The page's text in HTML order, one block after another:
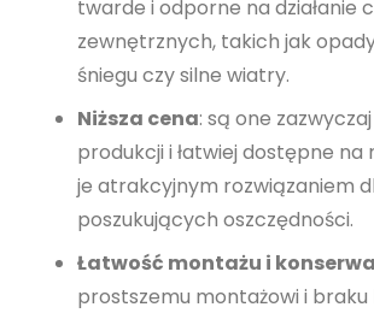
twarde i odporne na działanie
zewnętrznych, takich jak
śniegu czy silne wiatry.
Niższa cena: są one
produkcji i łatwiej dostępne na
je atrakcyjnym rozwiązaniem
poszukujących oszczędności.
Łatwość montażu i
prostszemu montażowi i braku